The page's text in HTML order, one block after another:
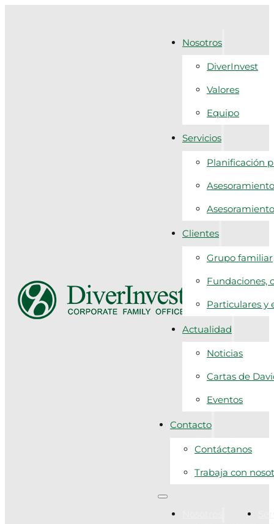
Nosotros
DiverInvest
Valores
Equipo
Servicios
Planificación
Clientes
Grupo familiar
Fundaciones,
Particulares y
Actualidad
Noticias
Cartas de
Eventos
Contacto
Contáctanos
Trabaja con